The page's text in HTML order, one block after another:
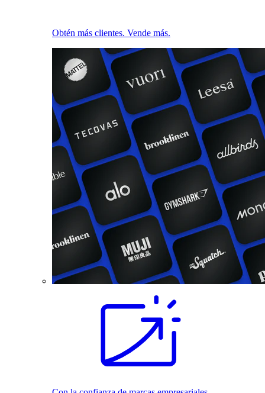
Obtén más clientes. Vende más.